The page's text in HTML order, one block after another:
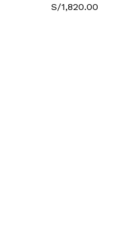
S/1,820.00